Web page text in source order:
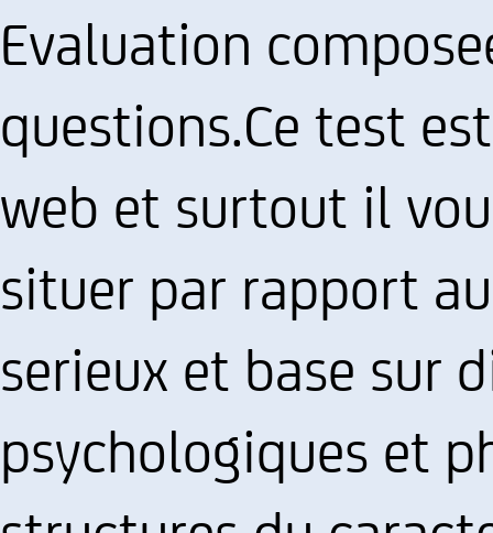
Evaluation
questions.Ce test
web et surtout il
situer par rapport
serieux et base sur
psychologiques et